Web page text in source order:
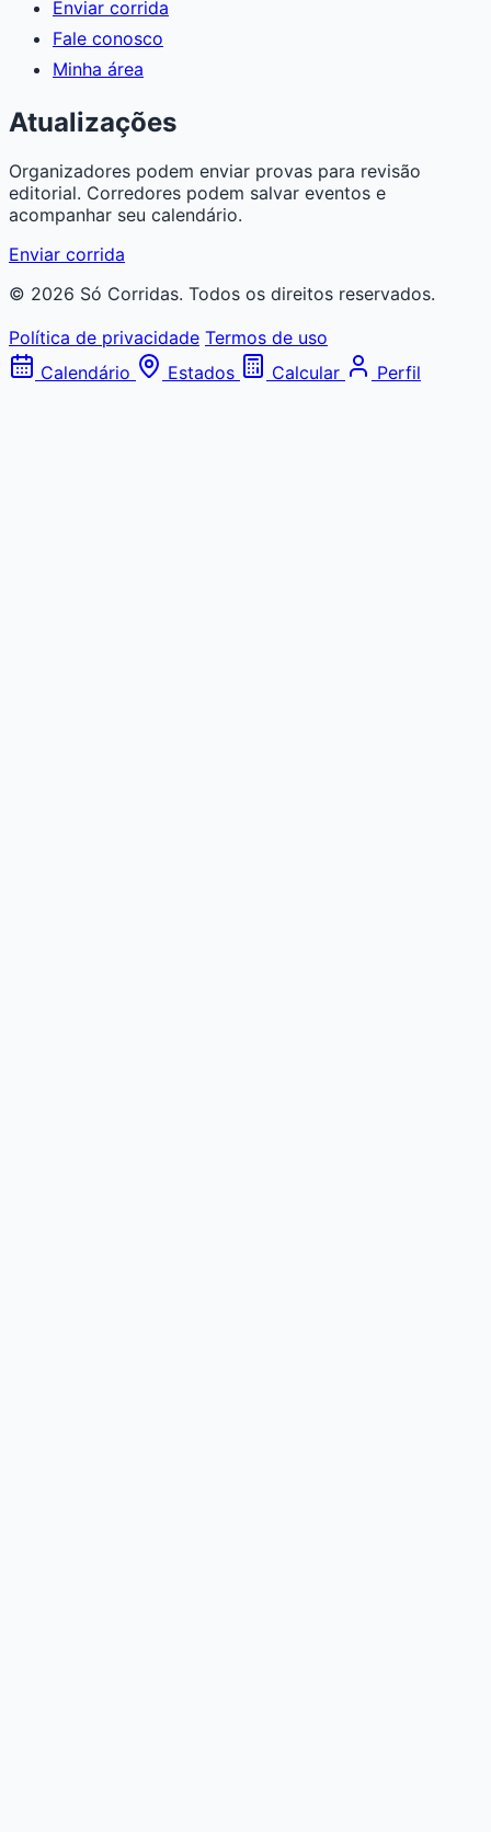
Enviar corrida
Fale conosco
Minha área
Atualizações
Organizadores podem enviar provas para revisão
editorial. Corredores podem salvar eventos e
acompanhar seu calendário.
Enviar corrida
© 2026 Só Corridas. Todos os direitos reservados.
Política de privacidade Termos de uso
Calendário
Estados Calcular Perfil